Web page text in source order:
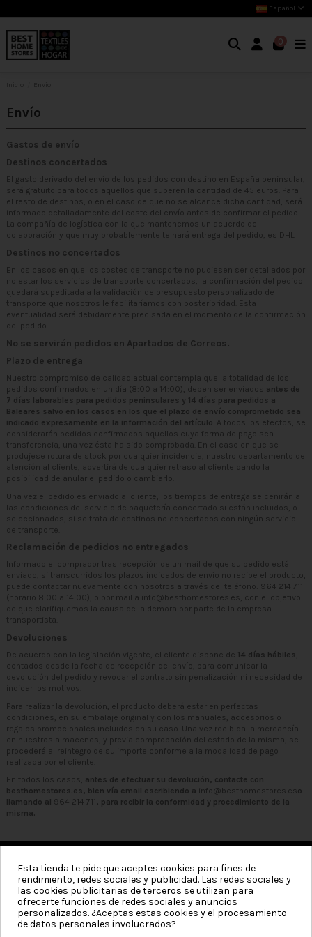
Español
0
Envío
Gastos de envío
Destinos concertados
El gasto derivado del envío de los pedidos con destino en España peninsular,
será gratuito para todos aquellos que superen la cantidad de 45 euros. Para
el resto de destinos, o en el caso de que no se alcance dicha cantidad, será
informado detalladamente del coste del envío antes de confirmar el pedido.
La compañía de logística con la que mantenemos un acuerdo de
colaboración y que muy probablemente te hará entrega del pedido, es DHL.
Destinos no concertados
En los casos en que los costes de transporte no pudiesen ser detallados por
no estar los servicios de transporte concertados, la confirmación del pedido
quedará supeditada a la validación de presupuesto personalizado de
transporte que nosotros le facilitaríamos con posterioridad. Esta
eventualidad será debidamente precisada en el momento de la confirmación
del pedido.
No se servirán pedidos en Apartados de Correos.
Plazo de entrega
Nuestro compromiso de calidad actual contempla que la totalidad de los
pedidos confirmados en un día (8:00 a 14:00), deben ser enviados antes de
7 días laborables para pedidos peninsulares y 14 días para pedidos a
Baleares salvo en los casos en los que el plazo de envío comprometido sea
indicado expresamente en la información del artículo . A todos los efectos, se
considerarán pedidos confirmados aquellos cuya forma de pago sea
transferencia, una vez ésta ha sido comprobada. En el caso en que se
produjese rotura de stock por cualquier incidencia, nuestro departamento de
atención al cliente, advertirá de cualquier retraso al cliente dando la
posibilidad de anular el pedido o cambiarlo.
Una vez el pedido es enviado al cliente, los tiempos de entrega se ceñirán a
las condiciones del servicio de paquetería concertado si están incluidos, o
seleccionados, si se trata de destinos no concertados con ningún servicio
de transporte.
Reclamación de pedidos no entregados
Informado el comprador tras recepción de un mail de que su pedido está
enviado, si transcurridos los plazos indicados de envío no recibe el producto,
puede contactar nuevamente con nosotros a través del teléfono: 964 214 711
(horario 8:00 a 14:00), o por mail a info@besthomestores.es , con el objetivo
de que clarifiquemos la causa de la demora por parte de la empresa
transportista.
Devoluciones
De acuerdo con la legislación vigente, el cliente dispone de 14 días hábiles
contados desde la fecha de recepción del envío, para comunicar la
devolución del pedido y revocar el contrato sin penalización ni necesidad de
indicar los motivos.
Para realizar la devolución, el producto deberá estar en perfectas
condiciones, en su embalaje original y con los manuales, accesorios o
regalos promocionales incluidos en su caso. Una vez recibida la mercancía
en nuestros almacenes, y previa comprobación del estado de la misma, se
procederá al reintegro de su importe conforme a la modalidad de pago
realizada por el cliente.
En todos los casos, antes de efectuar su devolución, contacte con
besthomestores.es, bien vía email escribiendo a info@besthomestores.eso
llamando al 964 214 711 , para recibir la conformidad y procedimiento de la
misma.
Categorías
Información
Esta tienda te pide que aceptes cookies para fines de
rendimiento, redes sociales y publicidad. Las redes sociales y
las cookies publicitarias de terceros se utilizan para
ofrecerte funciones de redes sociales y anuncios
personalizados. ¿Aceptas estas cookies y el procesamiento
de datos personales involucrados?